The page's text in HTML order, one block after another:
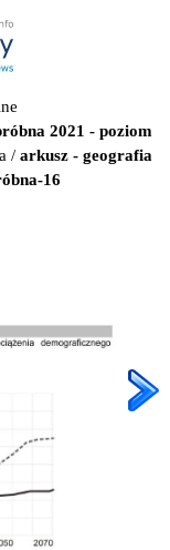
2021 - poziom
/ arkusz - geografia
16